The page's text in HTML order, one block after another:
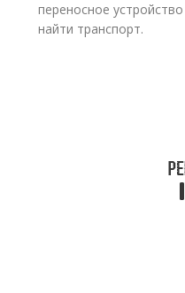
переносное
найти транспорт.